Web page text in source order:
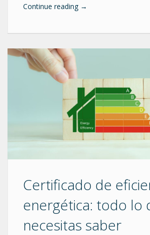
Continue reading →
Certificado de
energética: todo lo
necesitas saber